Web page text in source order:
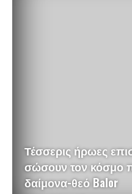
Τέσσερις ήρωες
σώσουν τον κόσμο
δαίμονα-θεό Balor